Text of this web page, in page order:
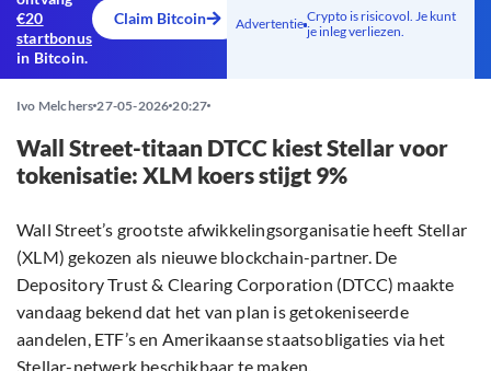
€20
startbonus
in Bitcoin.
Claim Bitcoin Advertentie Crypto is risicovol. Je kunt
je inleg verliezen.
Ivo Melchers 27-05-2026 20:27
Wall Street-titaan DTCC kiest Stellar voor
tokenisatie: XLM koers stijgt 9%
Wall Street’s grootste afwikkelingsorganisatie heeft Stellar
(XLM) gekozen als nieuwe blockchain-partner. De
Depository Trust & Clearing Corporation (DTCC) maakte
vandaag bekend dat het van plan is getokeniseerde
aandelen, ETF’s en Amerikaanse staatsobligaties via het
Stellar-netwerk beschikbaar te maken.